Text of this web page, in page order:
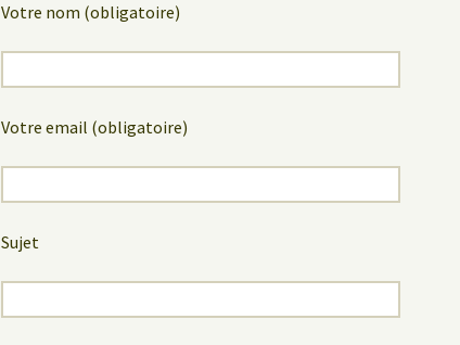
Votre nom (obligatoire)
Votre email (obligatoire)
Sujet